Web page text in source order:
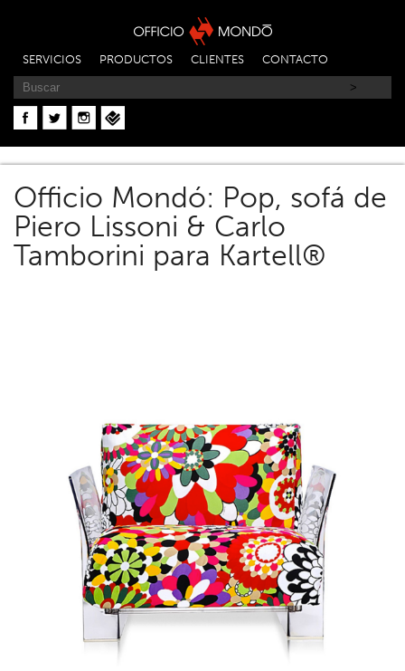
SERVICIOS PRODUCTOS CLIENTES CONTACTO
Officio Mondó: Pop, sofá de
Piero Lissoni & Carlo
Tamborini para Kartell®